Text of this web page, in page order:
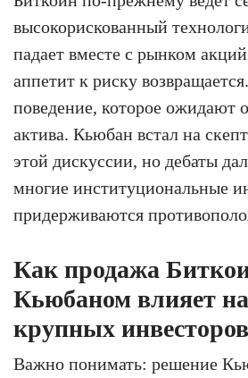
высокорискованный
падает вместе с рынком акций
аппетит к риску
поведение, которое ожидают
актива. Кьюбан встал на
этой дискуссии, но дебаты
многие институциональные
придерживаются
Как продажа
Кьюбаном влияет
крупных инвесторов
Важно понимать: решение